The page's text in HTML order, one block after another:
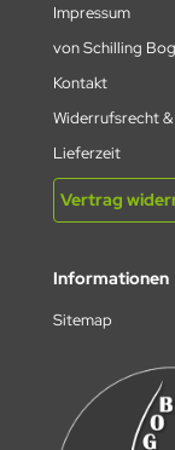
Impressum
von Schilling
Kontakt
Widerrufsrecht
Lieferzeit
Vertrag
Informationen
Sitemap
MOUNTAIN